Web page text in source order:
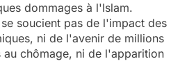
dommages à l'Islam.
soucient pas de l'impact des
ni de l'avenir de millions
au chômage, ni de l'apparition